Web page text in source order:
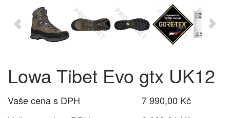
Lowa Tibet Evo gtx UK12
Vaše cena s DPH
7 990,00 Kč